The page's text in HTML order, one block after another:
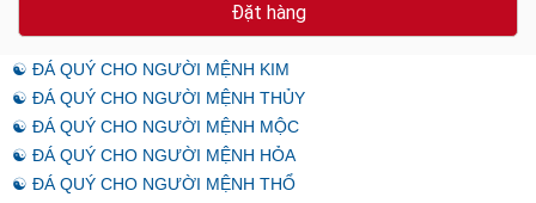
Đặt hàng
☯ ĐÁ QUÝ CHO NGƯỜI MỆNH KIM
☯ ĐÁ QUÝ CHO NGƯỜI MỆNH THỦY
☯ ĐÁ QUÝ CHO NGƯỜI MỆNH MỘC
☯ ĐÁ QUÝ CHO NGƯỜI MỆNH HỎA
☯ ĐÁ QUÝ CHO NGƯỜI MỆNH THỔ